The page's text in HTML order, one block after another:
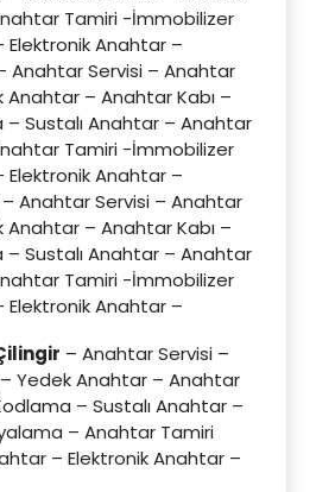
Tamiri -İmmobilizer
Elektronik Anahtar –
Anahtar Servisi – Anahtar
Anahtar – Anahtar Kabı –
Sustalı Anahtar – Anahtar
Tamiri -İmmobilizer
Elektronik Anahtar –
– Anahtar Servisi – Anahtar
Anahtar – Anahtar Kabı –
Sustalı Anahtar – Anahtar
Tamiri -İmmobilizer
Elektronik Anahtar –
– Anahtar Servisi –
– Yedek Anahtar – Anahtar
– Sustalı Anahtar –
– Anahtar Tamiri
– Elektronik Anahtar –